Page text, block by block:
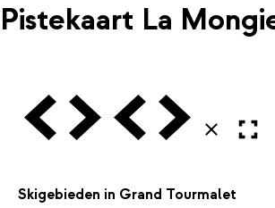
Pistekaart La
Vorige VolgendeVorige Volgende
Sluiten
Skigebieden in Grand Tourmalet